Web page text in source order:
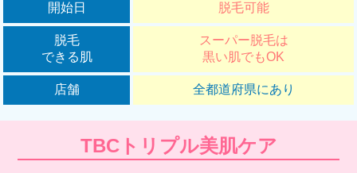
開始日 脱毛可能
脱毛
できる肌
スーパー脱毛は
黒い肌でもOK
店舗 全都道府県にあり
TBCトリプル美肌ケア